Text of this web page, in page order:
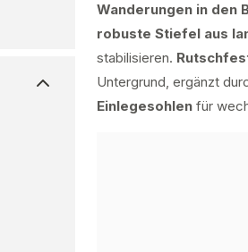
Wanderungen in den
robuste Stiefel aus
stabilisieren.
Untergrund, ergänzt
Einlegesohlen für